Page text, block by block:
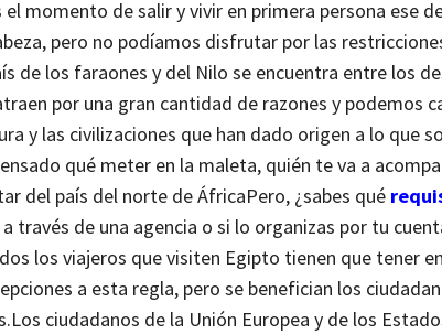
momento de salir y vivir en primera persona ese
pero no podíamos disfrutar por las
de los faraones y del Nilo se encuentra entre los
por una gran cantidad de razones y podemos
y las civilizaciones que han dado origen a lo que
qué meter en la maleta, quién te va a
del país del norte de ÁfricaPero, ¿sabes qué
través de una agencia o si lo organizas por tu
los viajeros que visiten Egipto tienen que tener
a esta regla, pero se benefician los
Los ciudadanos de la Unión Europea y de los